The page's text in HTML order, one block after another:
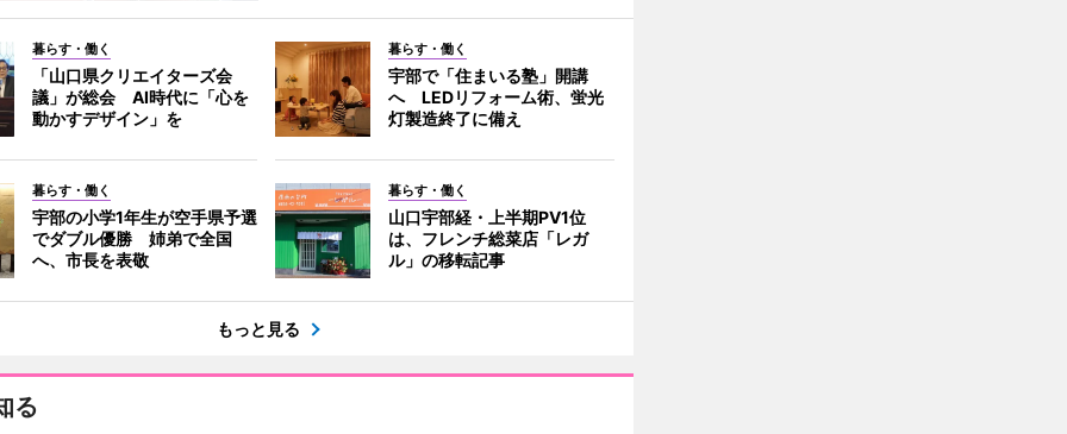
暮らす・働く
「山口県クリエイターズ会
議」が総会 AI時代に「心を
動かすデザイン」を
暮らす・働く
宇部で「住まいる塾」開講
へ LEDリフォーム術、蛍光
灯製造終了に備え
暮らす・働く
宇部の小学1年生が空手県予選
でダブル優勝 姉弟で全国
へ、市長を表敬
暮らす・働く
山口宇部経・上半期PV1位
は、フレンチ総菜店「レガ
ル」の移転記事
もっと見る
る